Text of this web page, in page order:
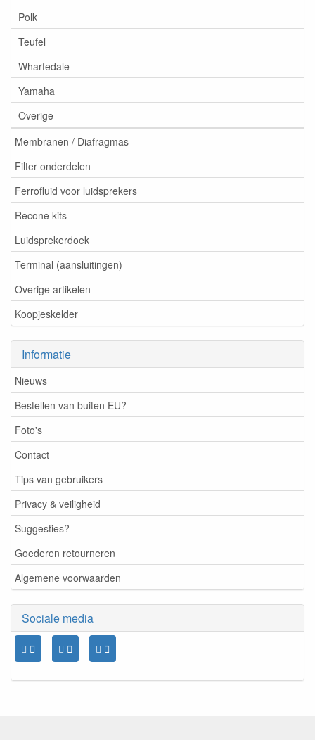
Polk
Teufel
Wharfedale
Yamaha
Overige
Membranen / Diafragmas
Filter onderdelen
Ferrofluid voor luidsprekers
Recone kits
Luidsprekerdoek
Terminal (aansluitingen)
Overige artikelen
Koopjeskelder
Informatie
Nieuws
Bestellen van buiten EU?
Foto's
Contact
Tips van gebruikers
Privacy & veiligheid
Suggesties?
Goederen retourneren
Algemene voorwaarden
Sociale media